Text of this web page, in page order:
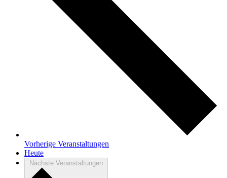
Vorherige Veranstaltungen
Heute
Nächste Veranstaltungen